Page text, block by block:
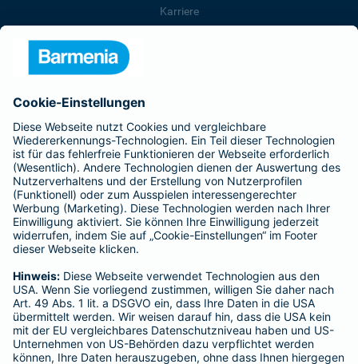
Karriere
Barmenia ist Teil der BarmeniaGothaer
BELIEBTE SEITEN
Kranken-Zusatzversicherung
Tierversicherungen
Haftpflichtversicherung
Hausratversicherung
Adresse ändern
Schaden melden
Kilometerstandsmeldung
Serviceübersicht